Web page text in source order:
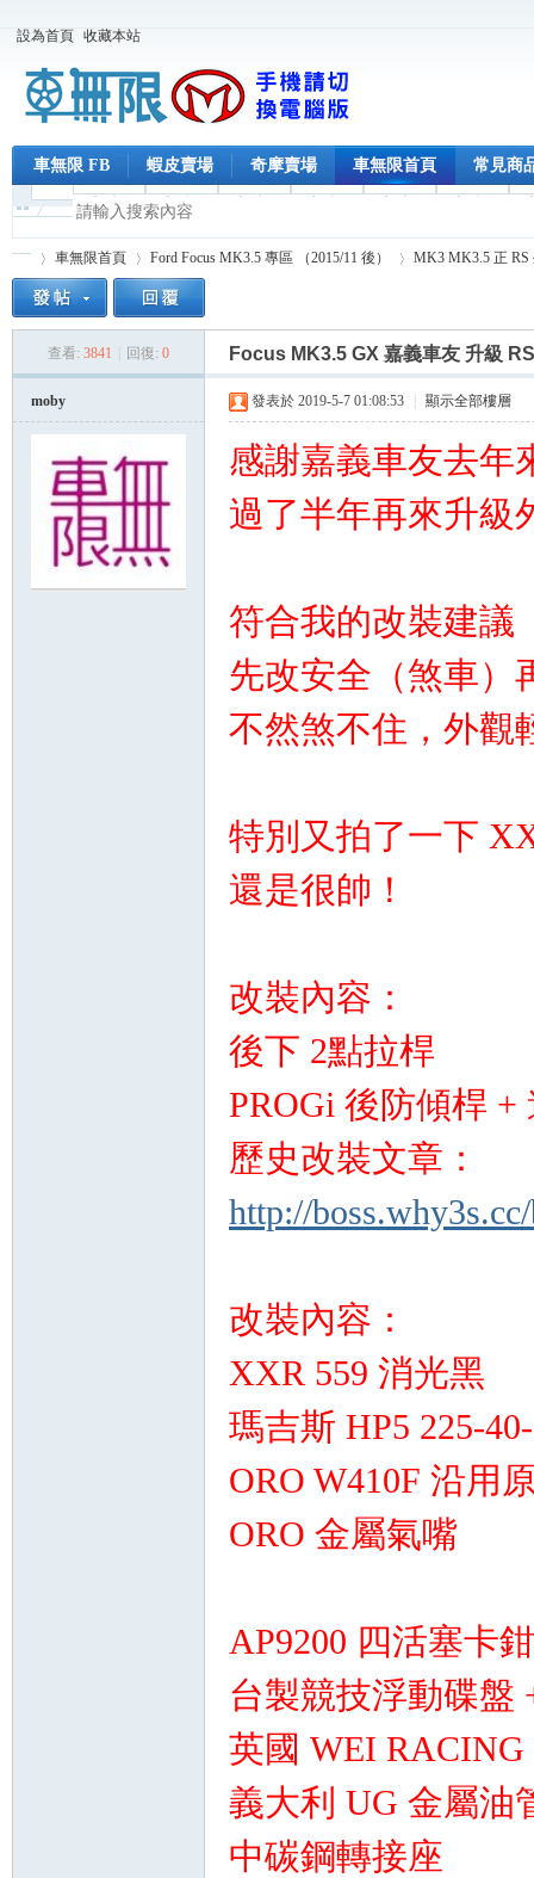
設為首頁 收藏本站
車無限 FB 蝦皮賣場 奇摩賣場 車無限首頁 常見商
車無限首頁
›
Ford Focus MK3.5 專區 （2015/11 後）
›
MK3 MK3.5 正 RS
查看: 3841 回復: 0 Focus MK3.5 GX 嘉義車友 升級
moby 發表於 2019-5-7 01:08:53 顯示全部樓層
感謝嘉義車友去年
過了半年再來升級
符合我的改裝建議
先改安全（煞車）
不然煞不住，外觀
特別又拍了一下
還是很帥！
改裝內容：
後下 2點拉桿
PROGi 後防傾桿
歷史改裝文章：
http://
改裝內容：
XXR 559 消光黑
瑪吉斯 HP5 225-
ORO W410F 沿用
ORO 金屬氣嘴
AP9200 四活塞卡鉗
台製競技浮動碟盤
英國 WEI
義大利 UG 金屬油
中碳鋼轉接座